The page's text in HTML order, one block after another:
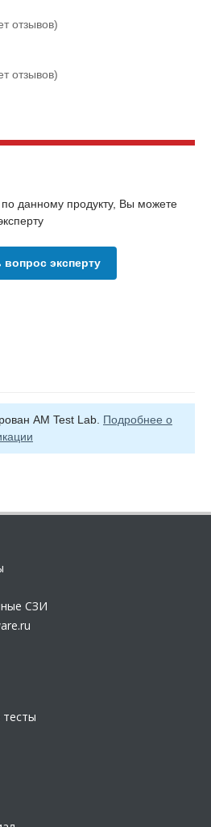
отзывов)
отзывов)
данному продукту, Вы можете
вопрос эксперту
AM Test Lab. Подробнее о
СЗИ